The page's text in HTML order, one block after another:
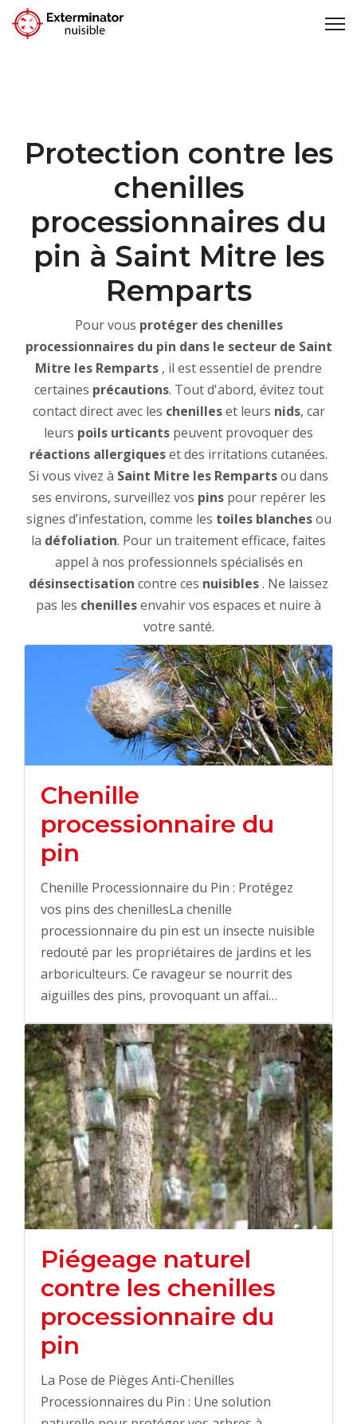
Protection contre les
chenilles
processionnaires du
pin à Saint Mitre les
Remparts
Pour vous protéger des chenilles
processionnaires du pin dans le secteur de Saint
Mitre les Remparts , il est essentiel de prendre
certaines précautions. Tout d'abord, évitez tout
contact direct avec les chenilleset leurs nids, car
leurs poils urticants peuvent provoquer des
réactions allergiqueset des irritations cutanées.
Si vous vivez à Saint Mitre les Rempartsou dans
ses environs, surveillez vos pinspour repérer les
signes d’infestation, comme les toiles blanchesou
la défoliation. Pour un traitement efficace, faites
appel à nos professionnels spécialisés en
désinsectisation contre ces nuisibles. Ne laissez
pas les chenillesenvahir vos espaces et nuire à
votre santé.
Chenille
processionnaire du
pin
Chenille Processionnaire du Pin : Protégez
vos pins des chenillesLa chenille
processionnaire du pin est un insecte nuisible
redouté par les propriétaires de jardins et les
arboriculteurs. Ce ravageur se nourrit des
aiguilles des pins, provoquant un affai…
Piégeage naturel
contre les chenilles
processionnaire du
pin
La Pose de Pièges Anti-Chenilles
Processionnaires du Pin : Une solution